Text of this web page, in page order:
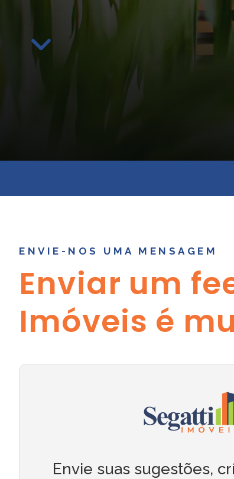
ENVIE-NOS UMA MENSAGEM
Enviar um
Imóveis é
Envie suas sugestões,